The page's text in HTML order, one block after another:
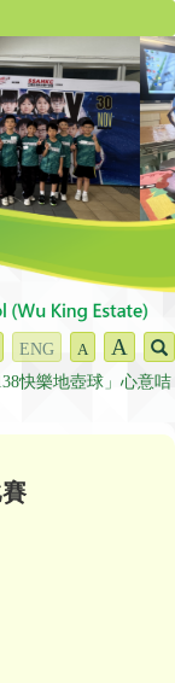
ENG A A
快樂地壺球」心意咭